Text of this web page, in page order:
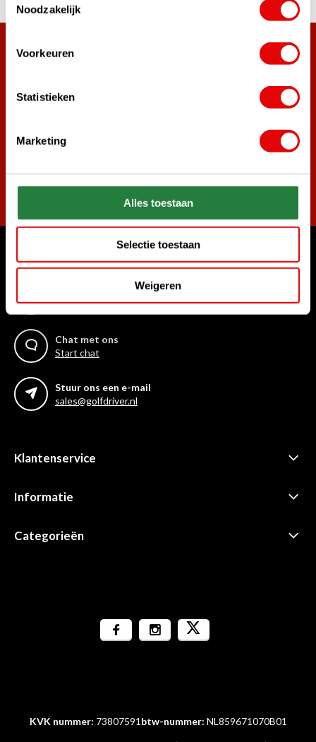
Noodzakelijk
Voorkeuren
Statistieken
Marketing
Alles toestaan
Selectie toestaan
Weigeren
A-merken! Vóór 15:00 besteld,
Meer dan 38.000 klanten hebben zich al
Word ook lid van de nieuwsbrief en mis nooit meer de beste
golf aanbiedingen!
Abonneer
Waar kunnen we u mee helpen?
+31 85 06 02 099
Chat met ons
Start chat
Stuur ons een e-mail
sales@golfdriver.nl
Klantenservice
Informatie
Categorieën
KVK nummer: 73807591 btw-nummer: NL859671070B01